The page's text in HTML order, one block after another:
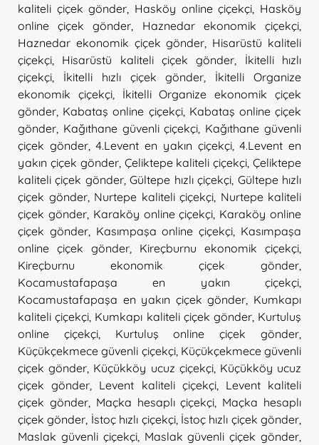
kaliteli çiçek gönder Hasköy online çiçekçi Hasköy
online çiçek gönder
Haznedar ekonomik çiçekçi
Haznedar ekonomik çiçek gönder Hisarüstü kaliteli
çiçekçi
Hisarüstü kaliteli çiçek gönder
İkitelli hızlı
çiçekçi
İkitelli hızlı çiçek gönder
İkitelli Organize
ekonomik çiçekçi, İkitelli Organize ekonomik çiçek
gönder Kabataş online çiçekçi, Kabataş online çiçek
gönder Kağıthane güvenli çiçekçi Kağıthane güvenli
çiçek gönder,4.Levent en yakın çiçekçi,4.Levent en
yakın çiçek gönder, Çeliktepe kaliteli çiçekçi ,Çeliktepe
kaliteli çiçek gönder,Gültepe hızlı çiçekçi Gültepe hızlı
çiçek gönder, Nurtepe kaliteli çiçekçi Nurtepe kaliteli
çiçek gönder, Karaköy online çiçekçi Karaköy online
çiçek gönder, Kasımpaşa online çiçekçi Kasımpaşa
online çiçek gönder
Kireçburnu ekonomik çiçekçi
Kireçburnu ekonomik çiçek gönder
Kocamustafapaşa en yakın çiçekçi
Kocamustafapaşa en yakın çiçek gönder Kumkapı
kaliteli çiçekçi Kumkapı kaliteli çiçek gönder, Kurtuluş
online çiçekçi, Kurtuluş online çiçek gönder
Küçükçekmece güvenli çiçekçi, Küçükçekmece güvenli
çiçek gönder Küçükköy ucuz çiçekçi, Küçükköy ucuz
çiçek gönder
Levent kaliteli çiçekçi, Levent kaliteli
çiçek gönder, Maçka hesaplı çiçekçi Maçka hesaplı
çiçek gönder İstoç hızlı çiçekçi, İstoç hızlı çiçek gönder
Maslak güvenli çiçekçi, Maslak güvenli çiçek gönder